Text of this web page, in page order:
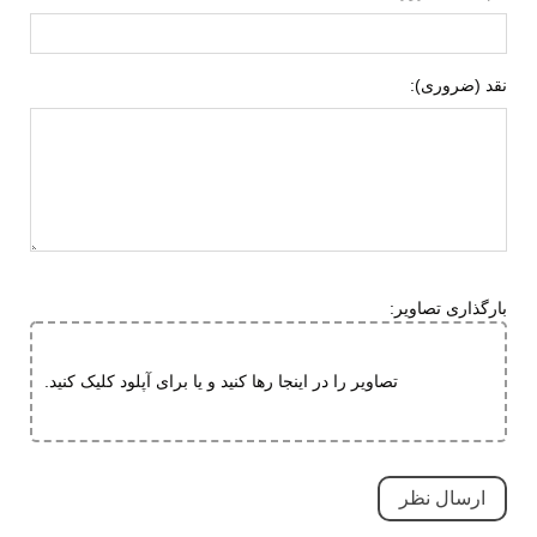
مقاوم در برابر سایش
قابلیت جلوگیری از سر خوردن
بسیار بادوام و محکم
ضد لغزش
نقد (ضروری):
بارگذاری تصاویر:
تصاویر را در اینجا رها کنید و یا برای آپلود کلیک کنید.